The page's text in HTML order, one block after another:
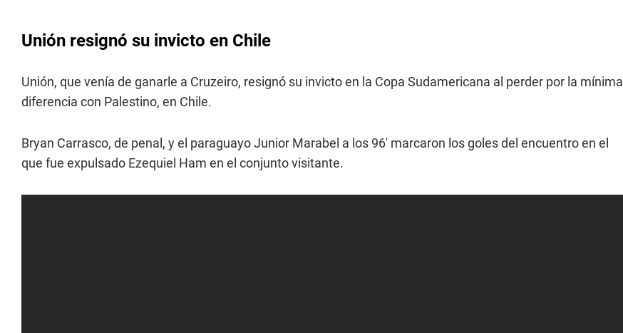
Unión resignó su invicto en Chile
Unión, que venía de ganarle a Cruzeiro, resignó su invicto en la Copa Sudamericana al perder por la mínima
diferencia con Palestino, en Chile.
Bryan Carrasco, de penal, y el paraguayo Junior Marabel a los 96' marcaron los goles del encuentro en el
que fue expulsado Ezequiel Ham en el conjunto visitante.